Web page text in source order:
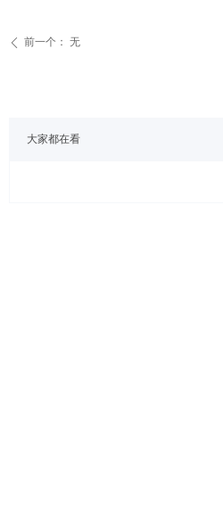
大家都在看
ꄴ 前一个： 无